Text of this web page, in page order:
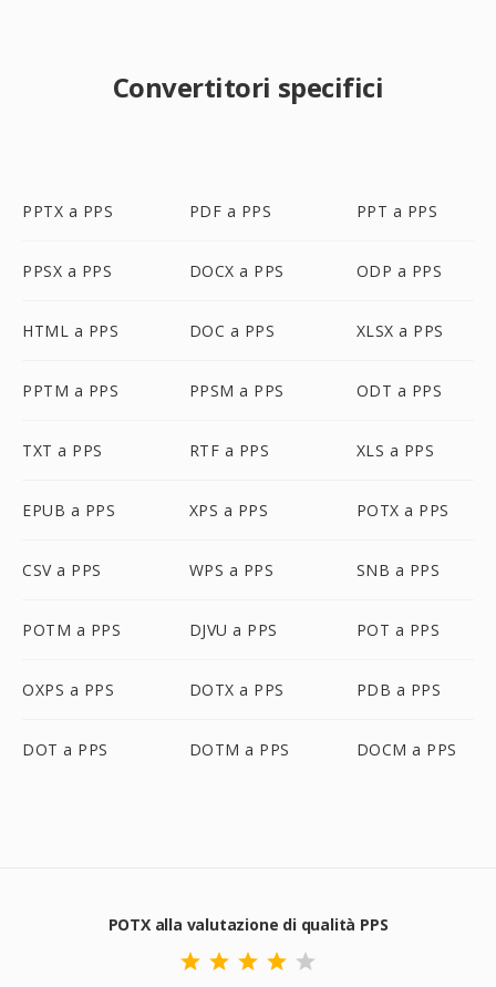
Convertitori specifici
PPTX a PPS PDF a PPS PPT a PPS
PPSX a PPS DOCX a PPS ODP a PPS
HTML a PPS DOC a PPS XLSX a PPS
PPTM a PPS PPSM a PPS ODT a PPS
TXT a PPS RTF a PPS XLS a PPS
EPUB a PPS XPS a PPS POTX a PPS
CSV a PPS WPS a PPS SNB a PPS
POTM a PPS DJVU a PPS POT a PPS
OXPS a PPS DOTX a PPS PDB a PPS
DOT a PPS DOTM a PPS DOCM a PPS
POTX alla valutazione di qualità PPS